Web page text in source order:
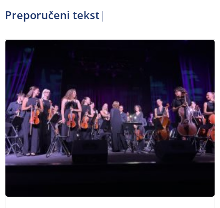
Preporučeni tekstov